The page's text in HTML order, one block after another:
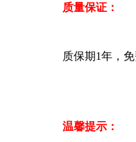
质量保证：
质保期1年，
温馨提示：